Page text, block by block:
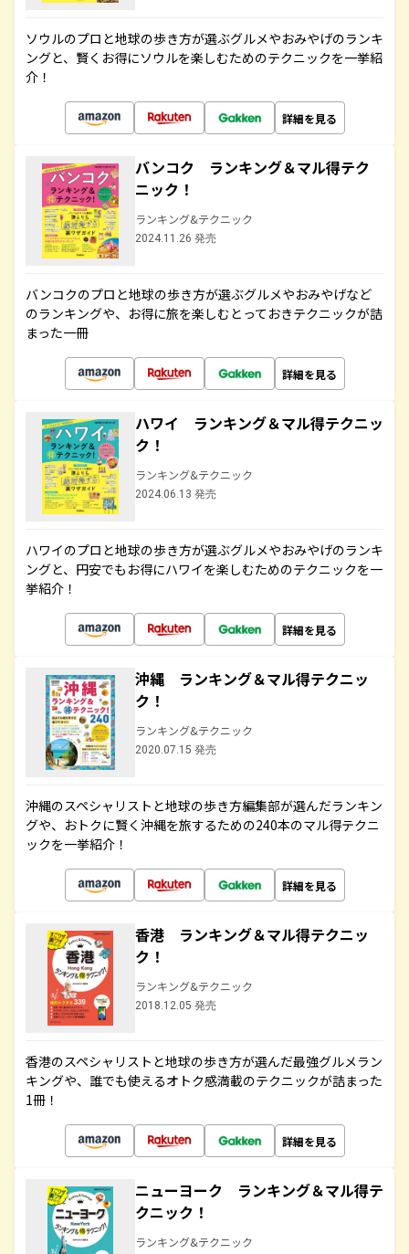
ソウルのプロと地球の歩き方が選ぶグルメやおみやげのランキ
ングと、賢くお得にソウルを楽しむためのテクニックを一挙紹
介！
詳細を見る
バンコク ランキング＆マル得テク
ニック！
ランキング&テクニック
2024.11.26 発売
バンコクのプロと地球の歩き方が選ぶグルメやおみやげなど
のランキングや、お得に旅を楽しむとっておきテクニックが詰
まった一冊
詳細を見る
ハワイ ランキング＆マル得テクニッ
ク！
ランキング&テクニック
2024.06.13 発売
ハワイのプロと地球の歩き方が選ぶグルメやおみやげのランキ
ングと、円安でもお得にハワイを楽しむためのテクニックを一
挙紹介！
詳細を見る
沖縄 ランキング＆マル得テクニッ
ク！
ランキング&テクニック
2020.07.15 発売
沖縄のスペシャリストと地球の歩き方編集部が選んだランキン
グや、おトクに賢く沖縄を旅するための240本のマル得テクニ
ックを一挙紹介！
詳細を見る
香港 ランキング＆マル得テクニッ
ク！
ランキング&テクニック
2018.12.05 発売
香港のスペシャリストと地球の歩き方が選んだ最強グルメラン
キングや、誰でも使えるオトク感満載のテクニックが詰まった
1冊！
詳細を見る
ニューヨーク ランキング＆マル得テ
クニック！
ランキング&テクニック